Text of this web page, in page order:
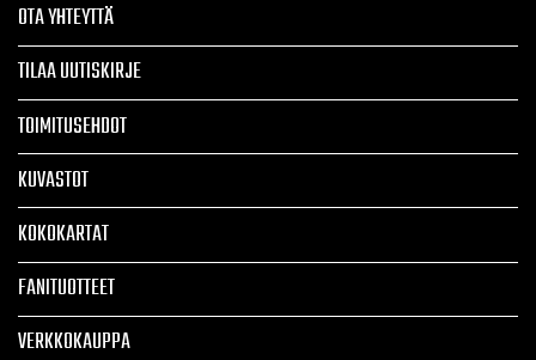
OTA YHTEYTTÄ
TILAA UUTISKIRJE
TOIMITUSEHDOT
KUVASTOT
KOKOKARTAT
FANITUOTTEET
VERKKOKAUPPA